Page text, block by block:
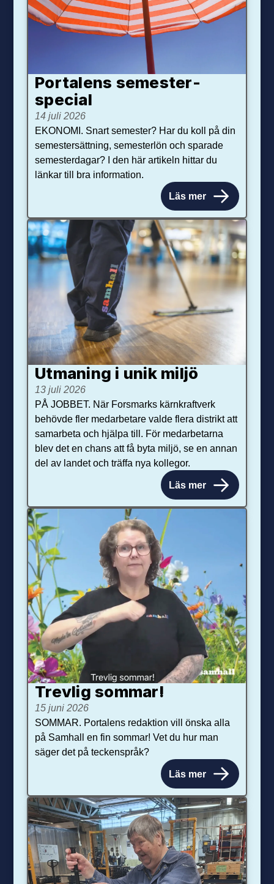
Portalens semester­
special
14 juli 2026
EKONOMI. Snart semester? Har du koll på din
semestersättning, semesterlön och sparade
semesterdagar? I den här artikeln hittar du
länkar till bra information.
Läs mer
Utmaning i unik miljö
13 juli 2026
PÅ JOBBET. När Forsmarks kärnkraftverk
behövde fler medarbetare valde flera distrikt att
samarbeta och hjälpa till. För medarbetarna
blev det en chans att få byta miljö, se en annan
del av landet och träffa nya kollegor.
Läs mer
Trevlig sommar!
15 juni 2026
SOMMAR. Portalens redaktion vill önska alla
på Samhall en fin sommar! Vet du hur man
säger det på teckenspråk?
Läs mer